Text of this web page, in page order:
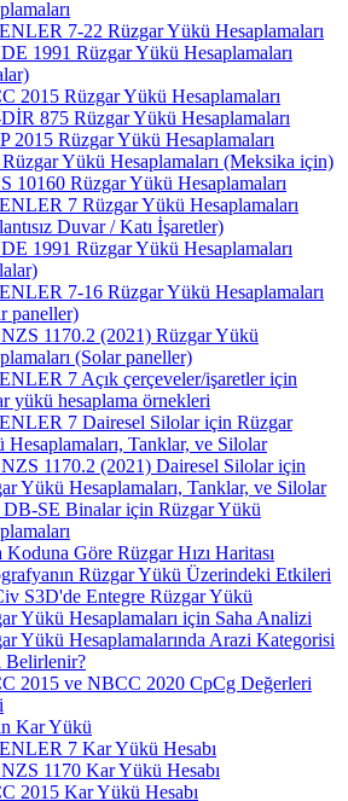
7-22 Rüzgar Yükü Hesaplamaları
1991 Rüzgar Yükü Hesaplamaları
2015 Rüzgar Yükü Hesaplamaları
875 Rüzgar Yükü Hesaplamaları
2015 Rüzgar Yükü Hesaplamaları
Yükü Hesaplamaları (Meksika için)
10160 Rüzgar Yükü Hesaplamaları
7 Rüzgar Yükü Hesaplamaları
Duvar / Katı İşaretler)
1991 Rüzgar Yükü Hesaplamaları
7-16 Rüzgar Yükü Hesaplamaları
paneller)
1170.2 (2021) Rüzgar Yükü
(Solar paneller)
7 Açık çerçeveler/işaretler için
yükü hesaplama örnekleri
7 Dairesel Silolar için Rüzgar
Hesaplamaları, Tanklar, ve Silolar
1170.2 (2021) Dairesel Silolar için
Yükü Hesaplamaları, Tanklar, ve Silolar
SE Binalar için Rüzgar Yükü
Koduna Göre Rüzgar Hızı Haritası
Rüzgar Yükü Üzerindeki Etkileri
S3D'de Entegre Rüzgar Yükü
Yükü Hesaplamaları için Saha Analizi
Yükü Hesaplamalarında Arazi Kategorisi
Belirlenir?
2015 ve NBCC 2020 CpCg Değerleri
Kar Yükü
7 Kar Yükü Hesabı
1170 Kar Yükü Hesabı
2015 Kar Yükü Hesabı